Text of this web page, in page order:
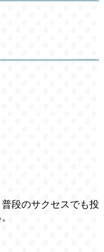
普段のサクセスでも投